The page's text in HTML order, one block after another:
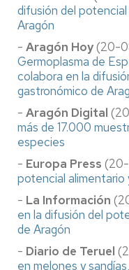
difusión del
Aragón
- Aragón Hoy(20-
Germoplasma de
colabora en la
gastronómico de
- Aragón Digital
más de 17.000
especies
- Europa Press
potencial alimentario
- La Información
en la difusión del
de Aragón
- Diario de Teruel
en melones y